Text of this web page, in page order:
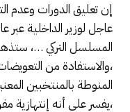
إن تعليق الدورات وعدم
عاجل لوزير الداخلية عبر
المسلسل التركي …،
،والاستفادة من
المنوطة بالمنتخبين
،يفسر على أنه إنتهازية